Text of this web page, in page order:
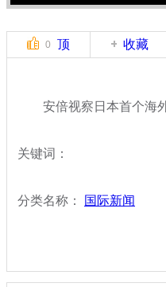
0 顶 收藏
安倍视察日本首个海
关键词：
分类名称： 国际新闻